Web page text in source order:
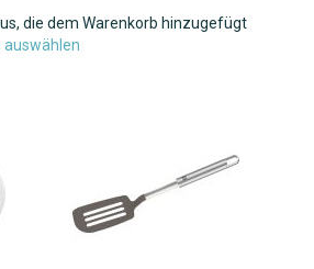
die dem Warenkorb hinzugefügt
auswählen